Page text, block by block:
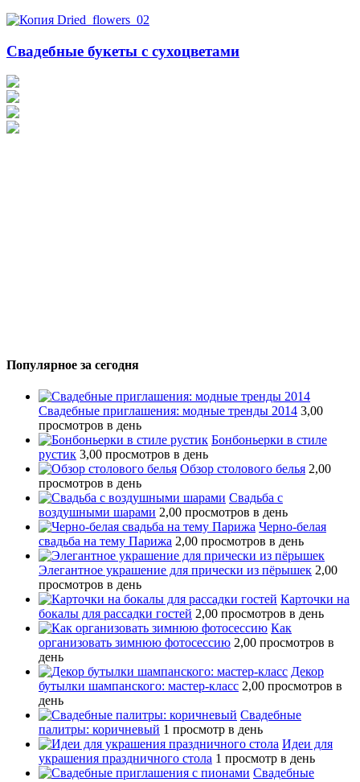
Свадебные букеты с сухоцветами
Популярное за сегодня
Свадебные приглашения: модные тренды 2014 3,00
просмотров в день
Бонбоньерки в стиле
рустик 3,00 просмотров в день
Обзор столового белья 2,00
просмотров в день
Свадьба с
воздушными шарами 2,00 просмотров в день
Черно-белая
свадьба на тему Парижа 2,00 просмотров в день
Элегантное украшение для прически из пёрышек 2,00
просмотров в день
Карточки на
бокалы для рассадки гостей 2,00 просмотров в день
Как
организовать зимнюю фотосессию 2,00 просмотров в
день
Декор
бутылки шампанского: мастер-класс 2,00 просмотров в
день
Свадебные
палитры: коричневый 1 просмотр в день
Идеи для
украшения праздничного стола 1 просмотр в день
Свадебные